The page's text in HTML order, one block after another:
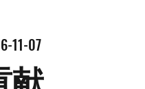
11-07